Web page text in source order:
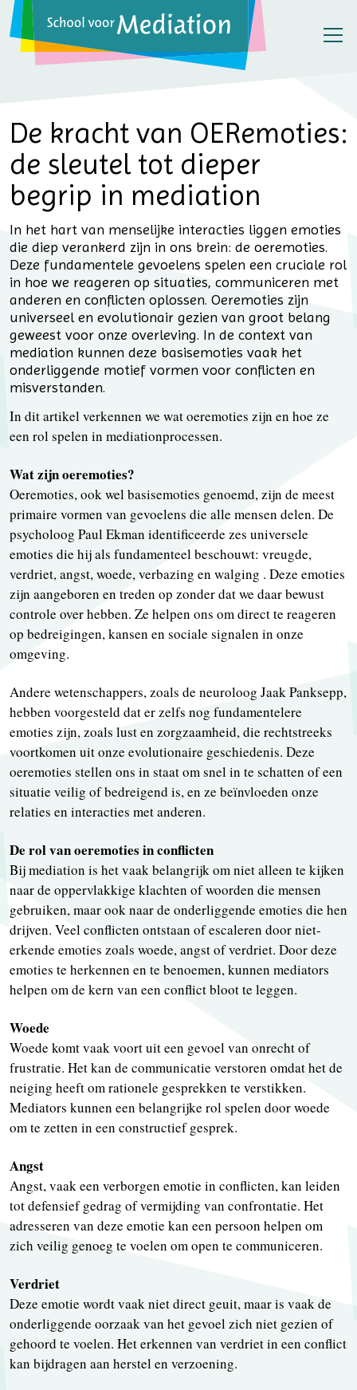
De kracht van OERemoties:
de sleutel tot dieper
begrip in mediation
In het hart van menselijke interacties liggen emoties
die diep verankerd zijn in ons brein: de oeremoties.
Deze fundamentele gevoelens spelen een cruciale rol
in hoe we reageren op situaties, communiceren met
anderen en conflicten oplossen. Oeremoties zijn
universeel en evolutionair gezien van groot belang
geweest voor onze overleving. In de context van
mediation kunnen deze basisemoties vaak het
onderliggende motief vormen voor conflicten en
misverstanden.
In dit artikel verkennen we wat oeremoties zijn en hoe ze
een rol spelen in mediationprocessen.
Wat zijn oeremoties?
Oeremoties, ook wel basisemoties genoemd, zijn de meest
primaire vormen van gevoelens die alle mensen delen. De
psycholoog Paul Ekman identificeerde zes universele
emoties die hij als fundamenteel beschouwt: vreugde,
verdriet, angst, woede, verbazing en walging . Deze emoties
zijn aangeboren en treden op zonder dat we daar bewust
controle over hebben. Ze helpen ons om direct te reageren
op bedreigingen, kansen en sociale signalen in onze
omgeving.
Andere wetenschappers, zoals de neuroloog Jaak Panksepp,
hebben voorgesteld dat er zelfs nog fundamentelere
emoties zijn, zoals lust en zorgzaamheid, die rechtstreeks
voortkomen uit onze evolutionaire geschiedenis. Deze
oeremoties stellen ons in staat om snel in te schatten of een
situatie veilig of bedreigend is, en ze beïnvloeden onze
relaties en interacties met anderen.
De rol van oeremoties in conflicten
Bij mediation is het vaak belangrijk om niet alleen te kijken
naar de oppervlakkige klachten of woorden die mensen
gebruiken, maar ook naar de onderliggende emoties die hen
drijven. Veel conflicten ontstaan of escaleren door niet-
erkende emoties zoals woede, angst of verdriet. Door deze
emoties te herkennen en te benoemen, kunnen mediators
helpen om de kern van een conflict bloot te leggen.
Woede
Woede komt vaak voort uit een gevoel van onrecht of
frustratie. Het kan de communicatie verstoren omdat het de
neiging heeft om rationele gesprekken te verstikken.
Mediators kunnen een belangrijke rol spelen door woede
om te zetten in een constructief gesprek.
Angst
Angst, vaak een verborgen emotie in conflicten, kan leiden
tot defensief gedrag of vermijding van confrontatie. Het
adresseren van deze emotie kan een persoon helpen om
zich veilig genoeg te voelen om open te communiceren.
Verdriet
Deze emotie wordt vaak niet direct geuit, maar is vaak de
onderliggende oorzaak van het gevoel zich niet gezien of
gehoord te voelen. Het erkennen van verdriet in een conflict
kan bijdragen aan herstel en verzoening.